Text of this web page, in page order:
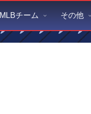
MLBチーム その他